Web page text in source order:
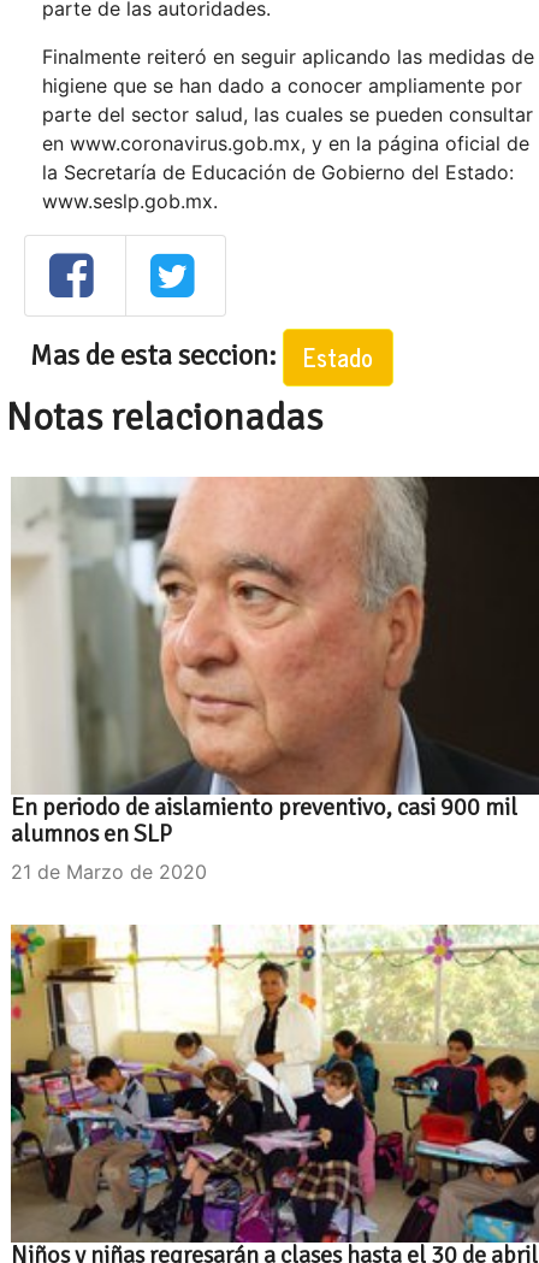
parte de las autoridades.
Finalmente reiteró en seguir aplicando las medidas de
higiene que se han dado a conocer ampliamente por
parte del sector salud, las cuales se pueden consultar
en www.coronavirus.gob.mx, y en la página oficial de
la Secretaría de Educación de Gobierno del Estado:
www.seslp.gob.mx.
Mas de esta seccion: Estado
Notas relacionadas
En periodo de aislamiento preventivo, casi 900 mil
alumnos en SLP
21 de Marzo de 2020
Niños y niñas regresarán a clases hasta el 30 de abril